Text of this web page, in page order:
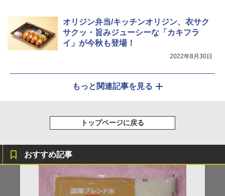
オリジン弁当/キッチンオリジン、衣サク
サクッ・旨みジューシーな「カキフラ
イ」が今秋も登場！
2022年8月30日
もっと関連記事を見る
トップページに戻る
おすすめ記事